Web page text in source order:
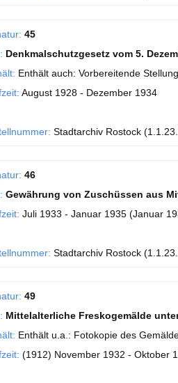
45
Denkmalschutzgesetz vom 5.
Enthält auch: Vorbereitende
August 1928 - Dezember 1934
Stadtarchiv Rostock
46
Gewährung von Zuschüssen aus
Juli 1933 - Januar 1935 (Januar
Stadtarchiv Rostock
49
Mittelalterliche Freskogemälde
Enthält u.a.: Fotokopie des
(1912) November 1932 - Oktober